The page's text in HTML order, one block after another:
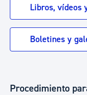
Libros, vídeos
Boletines y
Procedimiento